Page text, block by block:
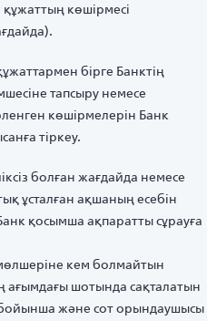
құжаттың көшiрмесi
бірге Банктің
тапсыру немесе
көшірмелерін Банк
тіркеу.
болған жағдайда немесе
ұсталған ақшаның есебін
қосымша ақпаратты сұрауға
кем болмайтын
ағымдағы шотында сақталатын
және сот орындаушысы